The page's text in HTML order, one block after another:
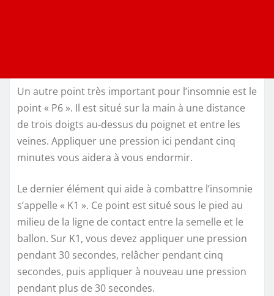
Un autre point très important pour l’insomnie est le
point « P6 ». Il est situé sur la main à une distance
de trois doigts au-dessus du poignet et entre les
veines. Appliquer une pression ici pendant cinq
minutes vous aidera à vous endormir.
Le dernier élément qui aide à combattre l’insomnie
s’appelle « K1 ». Ce point est situé sous le pied au
milieu de la ligne de contact entre la semelle et le
ballon. Sur K1, vous devez appliquer une pression
pendant 30 secondes, relâcher pendant cinq
secondes, puis appliquer à nouveau une pression
pendant plus de 30 secondes.